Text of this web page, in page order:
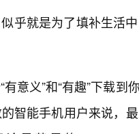
乎就是为了填补生活
有意义”和“有趣”下载
智能手机用户来说，